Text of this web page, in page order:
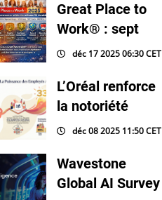
Great Place to
Work® : sept
déc 17 2025 06:30 CET
L’Oréal renforce
la notoriété
déc 08 2025 11:50 CET
Wavestone
Global AI Survey